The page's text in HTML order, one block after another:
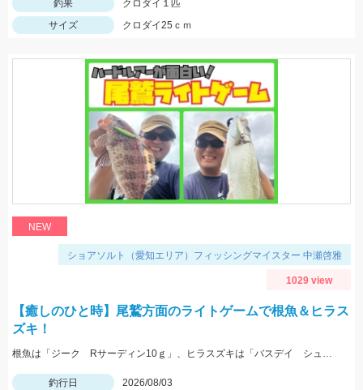
釣果
クロダイ１匹
サイズ
クロダイ25ｃｍ
NEW
ショアソルト（愛知エリア）フィッシングマイスター 中瀬啓雅
1029 view
【癒しのひと時】尾鷲方面のライトゲームで根魚＆ヒラス
ズキ！
根魚は「ジーク Rサーディン10ｇ」、ヒラスズキは「バスデイ シュガペン70Ｆ」が好調！
釣行日
2026/08/03